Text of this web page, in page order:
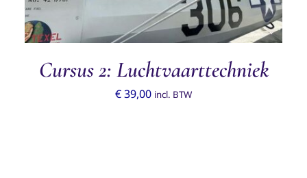
Cursus 2: Luchtvaarttechniek
€39,00 incl. BTW